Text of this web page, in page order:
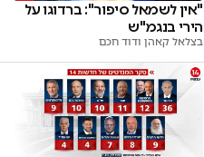
"אין לשמאל סיפור": ברדוגו על
הירי בנגמ"ש
בצלאל קאהן ודוד חכם